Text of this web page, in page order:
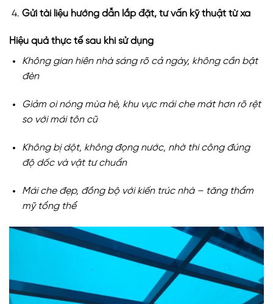
Gửi tài liệu hướng dẫn lắp đặt, tư vấn kỹ thuật từ xa
Hiệu quả thực tế sau khi sử dụng
Không gian hiên nhà sáng rõ cả ngày, không cần bật
đèn
Giảm oi nóng mùa hè, khu vực mái che mát hơn rõ rệt
so với mái tôn cũ
Không bị dột, không đọng nước, nhờ thi công đúng
độ dốc và vật tư chuẩn
Mái che đẹp, đồng bộ với kiến trúc nhà – tăng thẩm
mỹ tổng thể